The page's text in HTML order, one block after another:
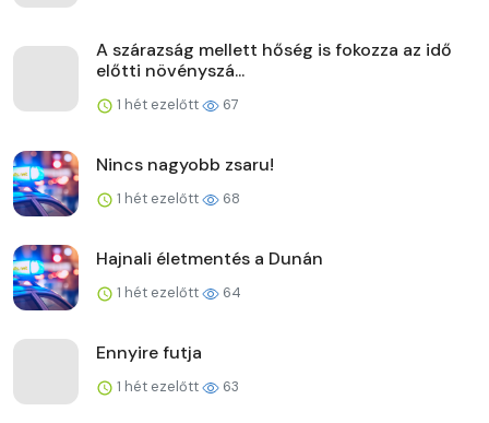
A szárazság mellett hőség is fokozza az idő
előtti növényszá...
1 hét ezelőtt 67
Nincs nagyobb zsaru!
1 hét ezelőtt 68
Hajnali életmentés a Dunán
1 hét ezelőtt 64
Ennyire futja
1 hét ezelőtt 63